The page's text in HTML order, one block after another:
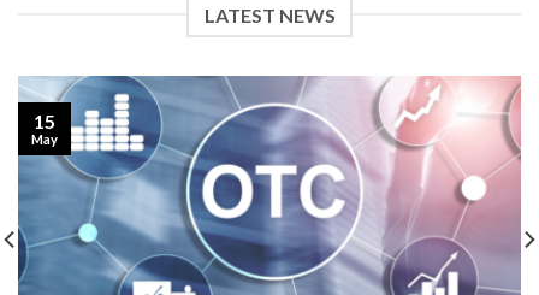
LATEST NEWS
15
May